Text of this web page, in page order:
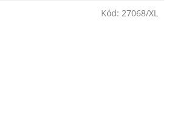
Kód: 27068/XL